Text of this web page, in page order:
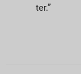
ter.”